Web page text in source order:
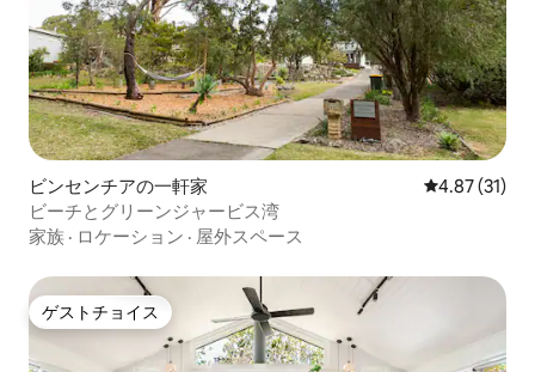
ビンセンチアの一軒家 レビュー31
4.87 (31)
ビーチとグリーンジャービス湾
家族 · ロケーション · 屋外スペース
ゲストチョイス
ゲストチョイス